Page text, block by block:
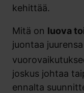
kehittää.
Mitä on luova
juontaa
joskus johtaa
ennalta